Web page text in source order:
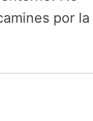
por la